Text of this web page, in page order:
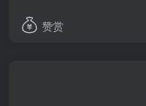
赞赏